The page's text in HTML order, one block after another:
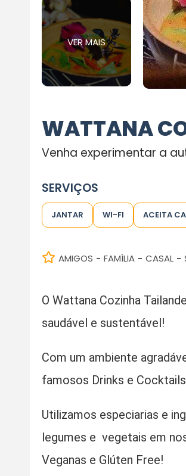
VER MAIS
WATTANA
Venha experimentar a
SERVIÇOS
JANTAR WI-FI ACEITA
AMIGOS - FAMÍLIA - CASAL -
O Wattana Cozinha
saudável e sustentável!
Com um ambiente
famosos Drinks e
Utilizamos especiarias e
legumes e vegetais em
Veganas e Glúten Free!